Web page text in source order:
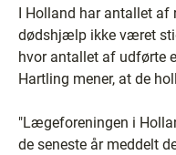
I Holland har antallet
dødshjælp ikke været
hvor antallet af udførte
Hartling mener, at de
"Lægeforeningen i
de seneste år meddelt